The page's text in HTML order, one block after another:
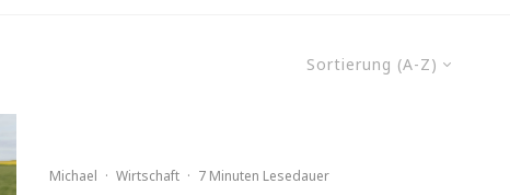
Sortierung (A-Z)
Michael · Wirtschaft · 7 Minuten Lesedauer